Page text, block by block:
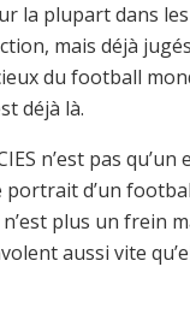
la plupart dans
mais déjà
du football
déjà là.
n’est pas qu’un
portrait d’un
plus un frein
aussi vite